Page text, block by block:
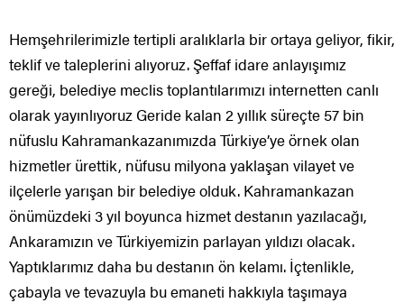
Hemşehrilerimizle tertipli aralıklarla bir ortaya geliyor, fikir,
teklif ve taleplerini alıyoruz. Şeffaf idare anlayışımız
gereği, belediye meclis toplantılarımızı internetten canlı
olarak yayınlıyoruz Geride kalan 2 yıllık süreçte 57 bin
nüfuslu Kahramankazanımızda Türkiye’ye örnek olan
hizmetler ürettik, nüfusu milyona yaklaşan vilayet ve
ilçelerle yarışan bir belediye olduk. Kahramankazan
önümüzdeki 3 yıl boyunca hizmet destanın yazılacağı,
Ankaramızın ve Türkiyemizin parlayan yıldızı olacak.
Yaptıklarımız daha bu destanın ön kelamı. İçtenlikle,
çabayla ve tevazuyla bu emaneti hakkıyla taşımaya